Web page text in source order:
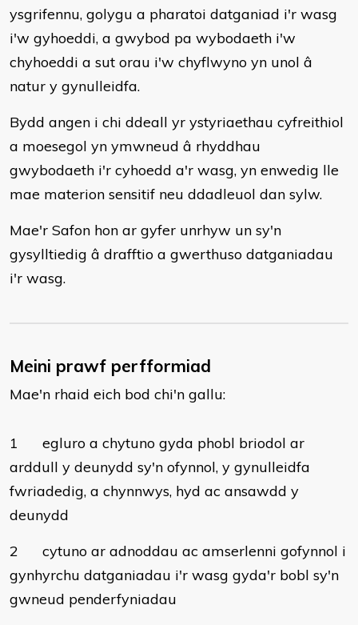
ysgrifennu, golygu a pharatoi datganiad i'r wasg
i'w gyhoeddi, a gwybod pa wybodaeth i'w
chyhoeddi a sut orau i'w chyflwyno yn unol â
natur y gynulleidfa.
Bydd angen i chi ddeall yr ystyriaethau cyfreithiol
a moesegol yn ymwneud â rhyddhau
gwybodaeth i'r cyhoedd a'r wasg, yn enwedig lle
mae materion sensitif neu ddadleuol dan sylw.
Mae'r Safon hon ar gyfer unrhyw un sy'n
gysylltiedig â drafftio a gwerthuso datganiadau
i'r wasg.
Meini prawf perfformiad
Mae'n rhaid eich bod chi'n gallu:
1
egluro a chytuno gyda phobl briodol ar
arddull y deunydd sy'n ofynnol, y gynulleidfa
fwriadedig, a chynnwys, hyd ac ansawdd y
deunydd
2
cytuno ar adnoddau ac amserlenni gofynnol i
gynhyrchu datganiadau i'r wasg gyda'r bobl sy'n
gwneud penderfyniadau